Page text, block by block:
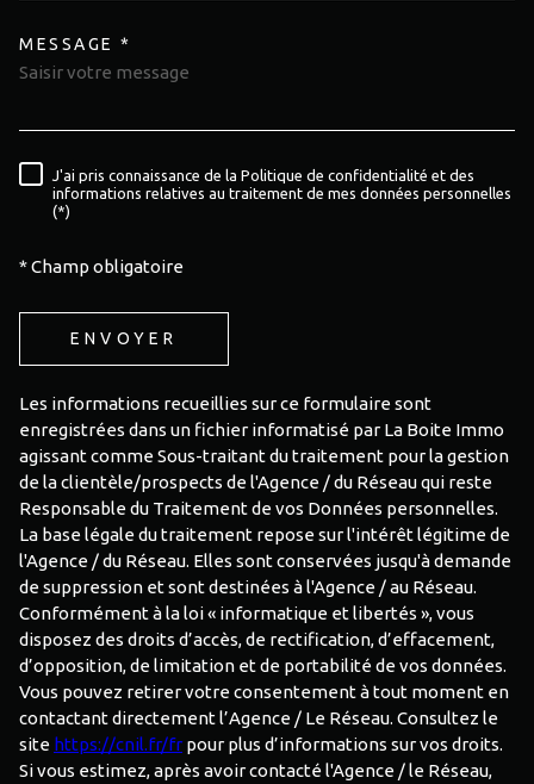
MESSAGE *
RÈGLEMENTATION
J'ai pris connaissance de la Politique de confidentialité et des
informations relatives au traitement de mes données personnelles
(*)
* Champ obligatoire
ENVOYER
Les informations recueillies sur ce formulaire sont
enregistrées dans un fichier informatisé par La Boite Immo
agissant comme Sous-traitant du traitement pour la gestion
de la clientèle/prospects de l'Agence / du Réseau qui reste
Responsable du Traitement de vos Données personnelles.
La base légale du traitement repose sur l'intérêt légitime de
l'Agence / du Réseau. Elles sont conservées jusqu'à demande
de suppression et sont destinées à l'Agence / au Réseau.
Conformément à la loi « informatique et libertés », vous
disposez des droits d’accès, de rectification, d’effacement,
d’opposition, de limitation et de portabilité de vos données.
Vous pouvez retirer votre consentement à tout moment en
contactant directement l’Agence / Le Réseau. Consultez le
site https://cnil.fr/fr pour plus d’informations sur vos droits.
Si vous estimez, après avoir contacté l'Agence / le Réseau,